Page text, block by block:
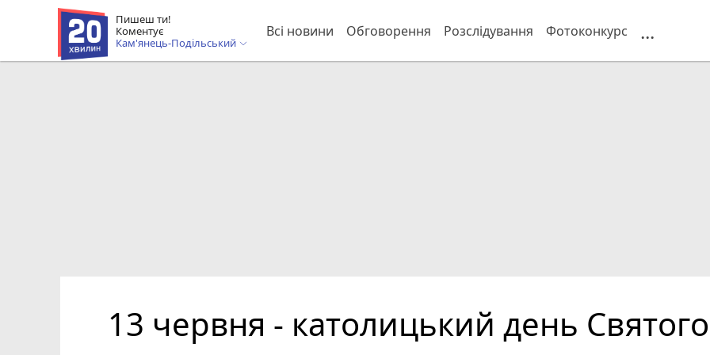
Пишеш ти!
Коментує
Кам'янець-Подільський
Всі новини Обговорення Розслідування Фотоконкурс ...
13 червня - католицький день